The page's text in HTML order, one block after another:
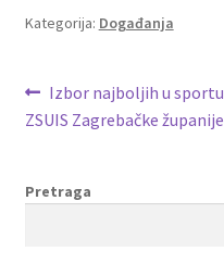
Kategorija: Događanja
Navigacija
objava
Prethodna
objava:
Izbor najboljih u sportu
ZSUIS Zagrebačke županije
Pretraga